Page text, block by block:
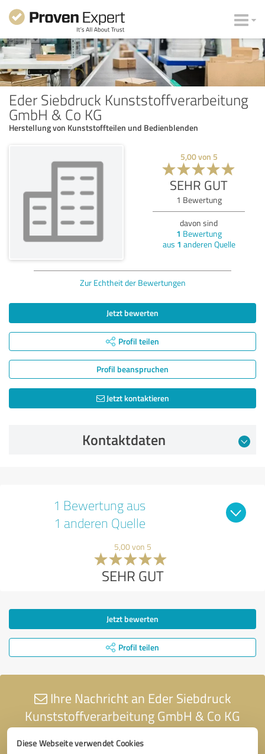
Diese Webseite verwendet Cookies
Eder Siebdruck Kunststoffverarbeitung
GmbH & Co KG
Herstellung von Kunststoffteilen und Bedienblenden
5,00von 5
SEHR GUT
1 Bewertung
davon sind
1 Bewertung
aus 1 anderen Quelle
Zur Echtheit der Bewertungen
Jetzt bewerten
Profil teilen
Profil beanspruchen
Jetzt kontaktieren
Kontaktdaten
1 Bewertung aus
1 anderen Quelle
5,00 von 5
SEHR GUT
Jetzt bewerten
Profil teilen
Ihre Nachricht an Eder Siebdruck
Kunststoffverarbeitung GmbH & Co KG